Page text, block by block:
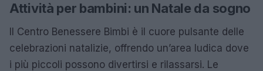
Attività per bambini: un Natale da sogno
Il Centro Benessere Bimbi è il cuore pulsante delle
celebrazioni natalizie, offrendo un’area ludica dove
i più piccoli possono divertirsi e rilassarsi. Le